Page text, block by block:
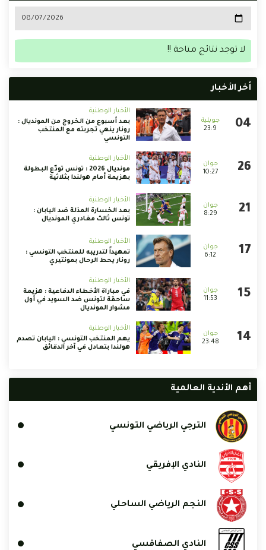
لا توجد نتائج متاحة !!
أخر الأخبار
23:9
الأخبار الوطنية
بعد أسبوع من الخروج من المونديال :
رونار ينهي تجربته مع المنتخب
التونسي
10:27
الأخبار الوطنية
مونديال 2026 : تونس تودّع البطولة
بهزيمة أمام هولندا بثلاثية
8:29
الأخبار الوطنية
بعد الخسارة المذلة ضد اليابان :
تونس ثالث مغادري المونديال
6:12
الأخبار الوطنية
تمهيداً لتدريبه للمنتخب التونسي :
رونار يحط الرحال بمونتيري
11:53
الأخبار الوطنية
في مباراة الأخطاء الدفاعية : هزيمة
ساحقة لتونس ضد السويد في أول
مشوار المونديال
23:48
الأخبار الوطنية
يهم المنتخب التونسي : اليابان تصدم
هولندا بتعادل في آخر الدقائق
أهم الأندية العالمية
الترجي الرياضي التونسي
النادي الإفريقي
النجم الرياضي الساحلي
النادي الصفاقسي